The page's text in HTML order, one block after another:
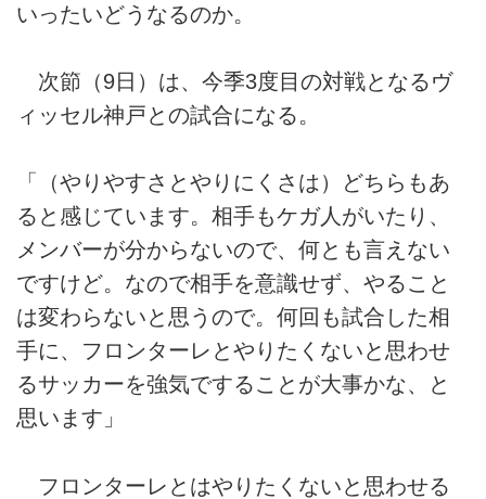
いったいどうなるのか。
次節（9日）は、今季3度目の対戦となるヴ
ィッセル神戸との試合になる。
「（やりやすさとやりにくさは）どちらもあ
ると感じています。相手もケガ人がいたり、
メンバーが分からないので、何とも言えない
ですけど。なので相手を意識せず、やること
は変わらないと思うので。何回も試合した相
手に、フロンターレとやりたくないと思わせ
るサッカーを強気ですることが大事かな、と
思います」
フロンターレとはやりたくないと思わせる